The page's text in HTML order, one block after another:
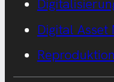
Digital Asset
Reproduktion